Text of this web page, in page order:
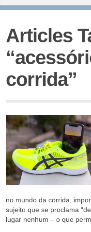
Articles
corrida”
no mundo da corrida,
sujeito que se proclama
lugar nenhum – o que